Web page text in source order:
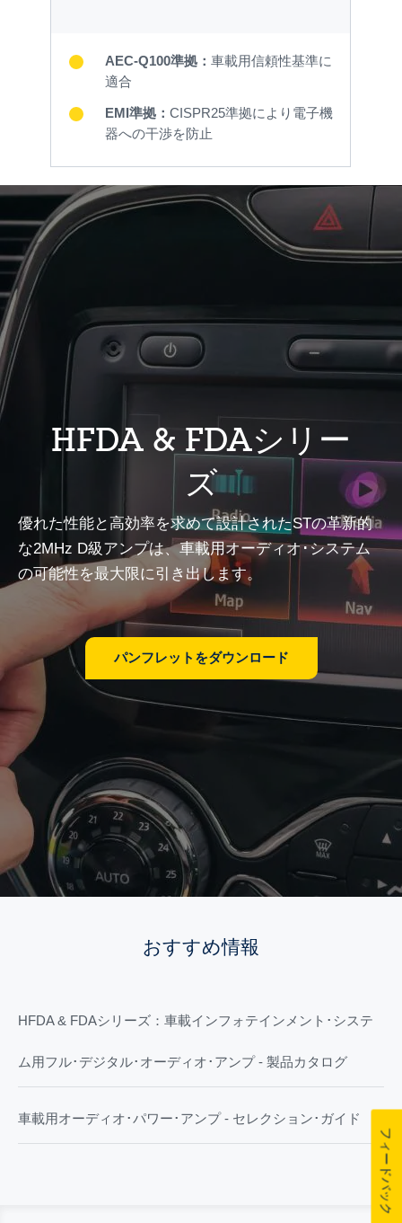
AEC-Q100準拠： 車載用信頼性基準に
適合
EMI準拠： CISPR25準拠により電子機
器への干渉を防止
HFDA & FDAシリー
ズ
優れた性能と高効率を求めて設計されたSTの革新的
な2MHz D級アンプは、車載用オーディオ･システム
の可能性を最大限に引き出します。
パンフレットをダウンロード
おすすめ情報
HFDA & FDAシリーズ：車載インフォテインメント･システ
ム用フル･デジタル･オーディオ･アンプ - 製品カタログ
車載用オーディオ･パワー･アンプ - セレクション･ガイド
フィードバック